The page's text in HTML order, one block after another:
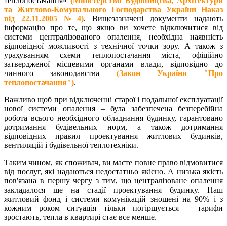
та Житлово-Комунального Господарства України Наказ
від 22.11.2005 №4). Вищезазначені документи надають
інформацію про те, що якщо ви хочете відключитися від
системи централізованого опалення, необхідна наявність
відповідної можливості з технічної точки зору. А також з
урахуванням схеми теплопостачання міста, офіційно
затвердженої місцевими органами влади, відповідно до
чинного законодавства (Закон України "Про
теплопостачання").
Важливо щоб при відключенні старої і подальшої експлуатації
нової системи опалення – була забезпечена безперебійна
робота всього необхідного обладнання будинку, гарантовано
дотримання будівельних норм, а також дотримання
відповідних правил проектування житлових будинків,
вентиляцій і будівельної теплотехніки.
Таким чином, як споживач, ви маєте повне право відмовитися
від послуг, які надаються недостатньо якісно. А низька якість
пов'язана в першу чергу з тим, що централізоване опалення
закладалося ще на стадії проектування будинку. Наш
житловий фонд і системи комунікацій зношені на 90% і з
кожним роком ситуація тільки погіршується – тарифи
зростають, тепла в квартирі стає все менше.